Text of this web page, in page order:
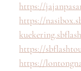
https://
https://
https://
https://